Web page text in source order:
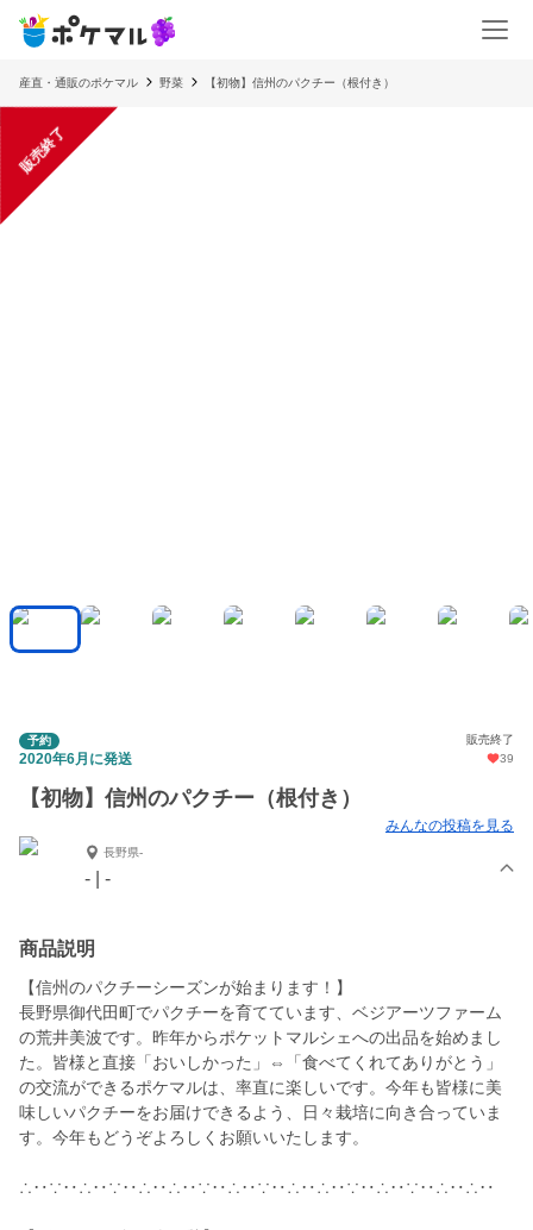
産直・通販のポケマル 野菜 【初物】信州のパクチー（根付き）
販売終了
予約 販売終了
2020年6月に発送 39
【初物】信州のパクチー（根付き）
みんなの投稿を見る
長野県-
- | -
商品説明
【信州のパクチーシーズンが始まります！】
長野県御代田町でパクチーを育てています、ベジアーツファーム
の荒井美波です。昨年からポケットマルシェへの出品を始めまし
た。皆様と直接「おいしかった」⇔「食べてくれてありがとう」
の交流ができるポケマルは、率直に楽しいです。今年も皆様に美
味しいパクチーをお届けできるよう、日々栽培に向き合っていま
す。今年もどうぞよろしくお願いいたします。
∴‥∵‥∴‥∵‥∴‥∴‥∵‥∴‥∵‥∴‥∴‥∵‥∴‥∵‥∴‥∴‥